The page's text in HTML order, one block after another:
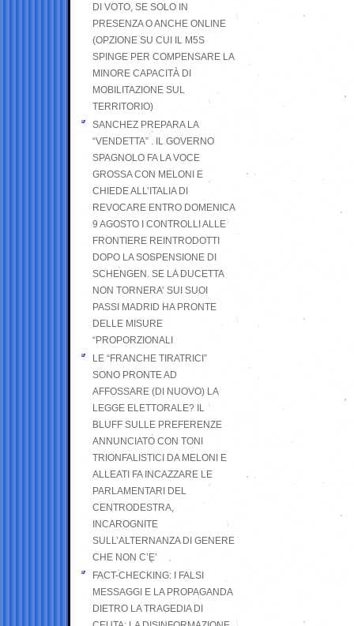
DI VOTO, SE SOLO IN
PRESENZA O ANCHE ONLINE
(OPZIONE SU CUI IL M5S
SPINGE PER COMPENSARE LA
MINORE CAPACITÀ DI
MOBILITAZIONE SUL
TERRITORIO)
SANCHEZ PREPARA LA
“VENDETTA” . IL GOVERNO
SPAGNOLO FA LA VOCE
GROSSA CON MELONI E
CHIEDE ALL’ITALIA DI
REVOCARE ENTRO DOMENICA
9 AGOSTO I CONTROLLI ALLE
FRONTIERE REINTRODOTTI
DOPO LA SOSPENSIONE DI
SCHENGEN. SE LA DUCETTA
NON TORNERA’ SUI SUOI
PASSI MADRID HA PRONTE
DELLE MISURE
“PROPORZIONALI
LE “FRANCHE TIRATRICI”
SONO PRONTE AD
AFFOSSARE (DI NUOVO) LA
LEGGE ELETTORALE? IL
BLUFF SULLE PREFERENZE
ANNUNCIATO CON TONI
TRIONFALISTICI DA MELONI E
ALLEATI FA INCAZZARE LE
PARLAMENTARI DEL
CENTRODESTRA,
INCAROGNITE
SULL’ALTERNANZA DI GENERE
CHE NON C’E’
FACT-CHECKING: I FALSI
MESSAGGI E LA PROPAGANDA
DIETRO LA TRAGEDIA DI